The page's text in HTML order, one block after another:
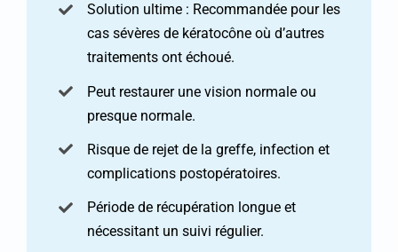
Solution ultime : Recommandée pour les
cas sévères de kératocône où d’autres
traitements ont échoué.
Peut restaurer une vision normale ou
presque normale.
Risque de rejet de la greffe, infection et
complications postopératoires.
Période de récupération longue et
nécessitant un suivi régulier.